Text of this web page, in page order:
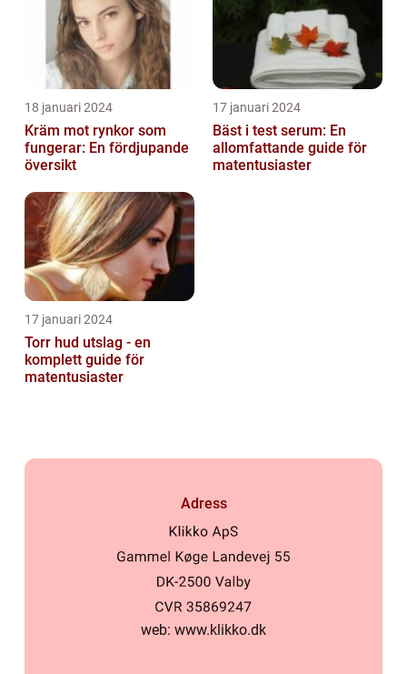
18 januari 2024
Kräm mot rynkor som
fungerar: En fördjupande
översikt
17 januari 2024
Bäst i test serum: En
allomfattande guide för
matentusiaster
17 januari 2024
Torr hud utslag - en
komplett guide för
matentusiaster
Adress
web: www.klikko.dk